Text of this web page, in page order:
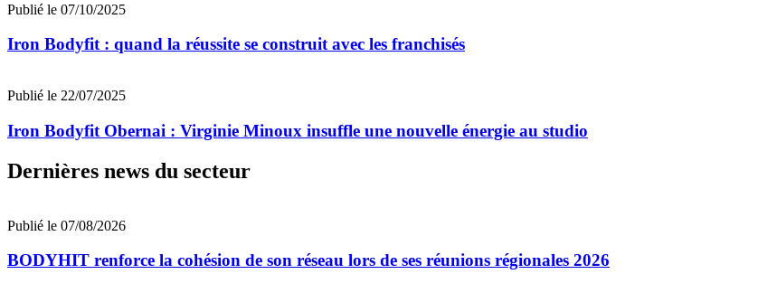
Publié le 07/10/2025
Iron Bodyfit : quand la réussite se construit avec les franchisés
Publié le 22/07/2025
Iron Bodyfit Obernai : Virginie Minoux insuffle une nouvelle énergie au studio
Dernières news du secteur
Publié le 07/08/2026
BODYHIT renforce la cohésion de son réseau lors de ses réunions régionales 2026